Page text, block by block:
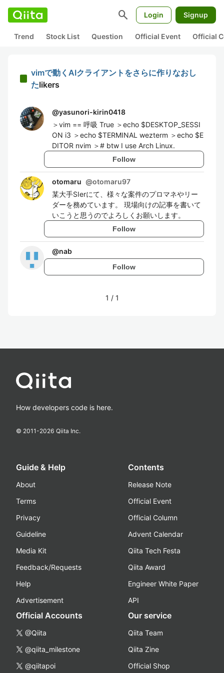
search Login Signup
Trend Stock List Question Official Event Official
vimで動くAIクライアントをさらに作りなおし
たlikers
@yasunori-kirin0418
＞vim == 呼吸 True ＞echo $DESKTOP_SESSI
ON i3 ＞echo $TERMINAL wezterm ＞echo $E
DITOR nvim ＞# btw I use Arch Linux.
Follow
otomaru @otomaru97
某大手SIerにて、様々な案件のプロマネやリー
ダーを務めています。 現場向けの記事を書いて
いこうと思うのでよろしくお願いします。
Follow
@nab
Follow
1 / 1
How developers code is here.
© 2011-2026 Qiita Inc.
Guide & Help
About
Terms
Privacy
Guideline
Media Kit
Feedback/Requests
Help
Advertisement
Contents
Release Note
Official Event
Official Column
Advent Calendar
Qiita Tech Festa
Qiita Award
Engineer White Paper
API
Official Accounts
@Qiita
@qiita_milestone
@qiitapoi
Our service
Qiita Team
Qiita Zine
Official Shop